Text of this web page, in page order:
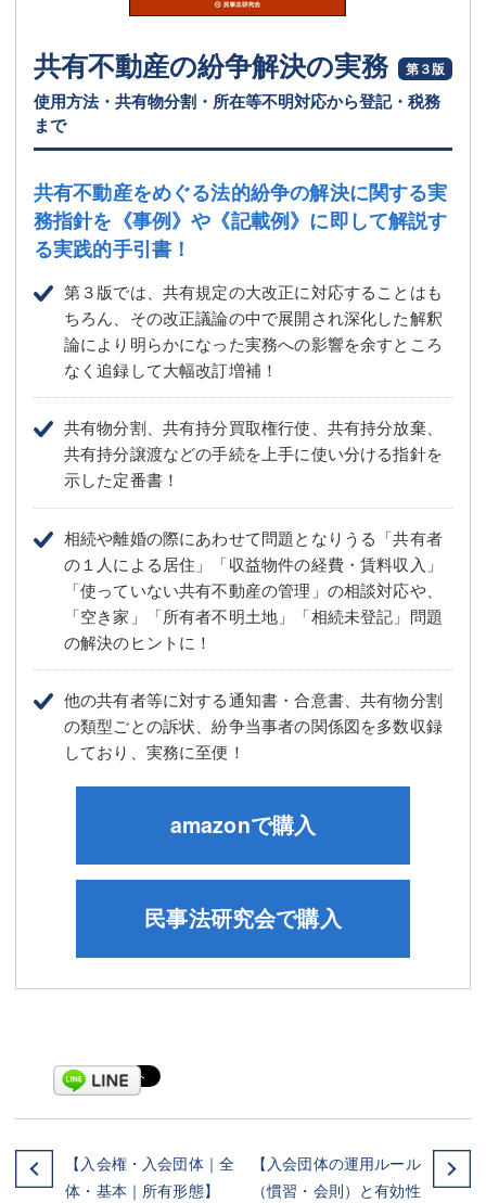
共有不動産の紛争解決の実務 第３版
使用方法・共有物分割・所在等不明対応から登記・税務
まで
共有不動産をめぐる法的紛争の解決に関する実
務指針を 《事例》や《記載例》に即して解説す
る実践的手引書！
第３版では、共有規定の大改正に対応することはも
ちろん、その改正議論の中で展開され深化した解釈
論により明らかになった実務への影響を余すところ
なく追録して大幅改訂増補！
共有物分割、共有持分買取権行使、共有持分放棄、
共有持分譲渡などの手続を上手に使い分ける指針を
示した定番書！
相続や離婚の際にあわせて問題となりうる「共有者
の１人による居住」「収益物件の経費・賃料収入」
「使っていない共有不動産の管理」の相談対応や、
「空き家」「所有者不明土地」「相続未登記」問題
の解決のヒントに！
他の共有者等に対する通知書・合意書、共有物分割
の類型ごとの訴状、紛争当事者の関係図を多数収録
しており、実務に至便！
民事法研究会で購入
amazonで購入
【入会権・入会団体｜全
体・基本｜所有形態】
【入会団体の運用ルール
（慣習・会則）と有効性